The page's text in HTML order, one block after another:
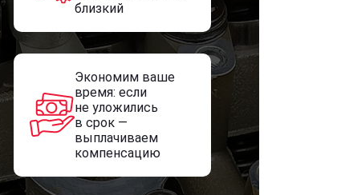
близкий
Экономим ваше
время: если
не уложились
в срок —
выплачиваем
компенсацию